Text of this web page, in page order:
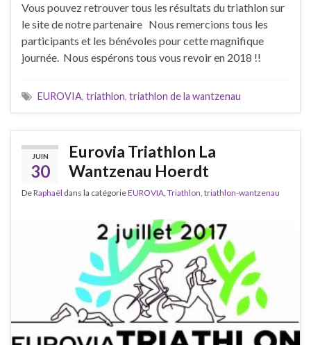
Vous pouvez retrouver tous les résultats du triathlon sur
le site de notre partenaire Nous remercions tous les
participants et les bénévoles pour cette magnifique
journée. Nous espérons tous vous revoir en 2018 !!
EUROVIA, triathlon, triathlon de la wantzenau
JUIN
30
Eurovia Triathlon La
Wantzenau Hoerdt
DeRaphaël dans la catégorieEUROVIA, Triathlon, triathlon-wantzenau